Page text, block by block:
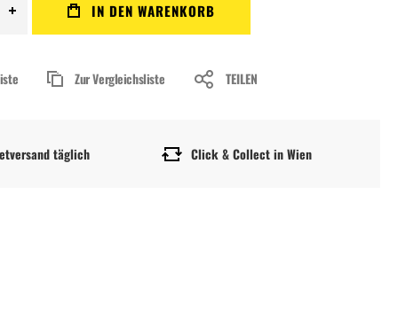
IN DEN WARENKORB
Zur Vergleichsliste TEILEN
täglich Click & Collect in Wien